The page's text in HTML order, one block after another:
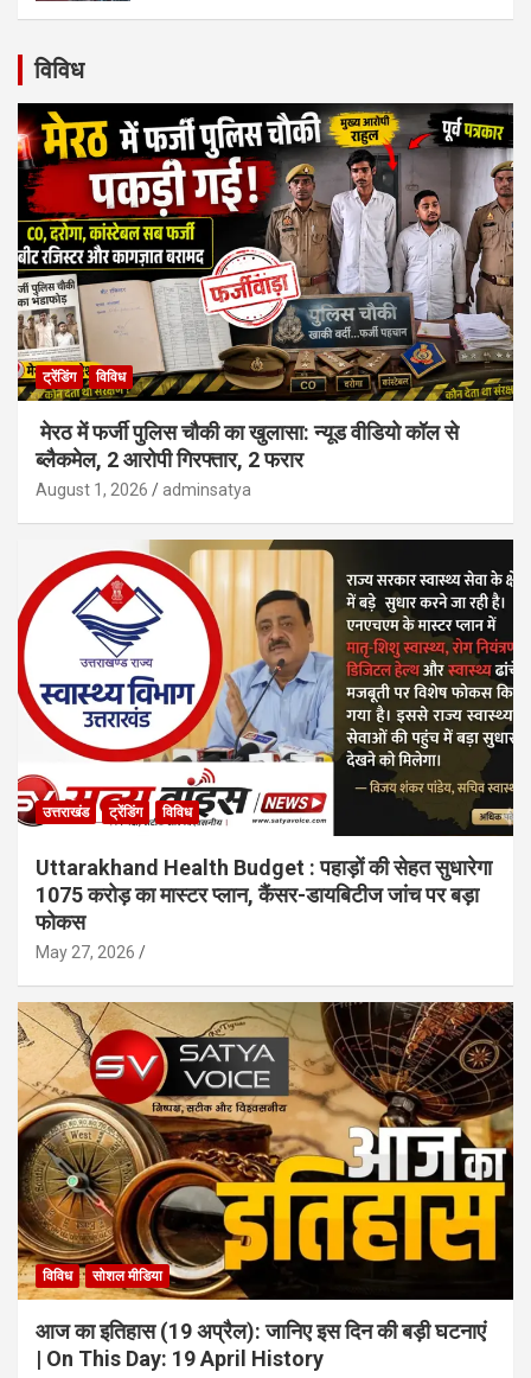
विविध
ट्रेंडिंग विविध
मेरठ में फर्जी पुलिस चौकी का खुलासा: न्यूड वीडियो कॉल से
ब्लैकमेल, 2 आरोपी गिरफ्तार, 2 फरार
August 1, 2026 adminsatya
उत्तराखंड ट्रेंडिंग विविध
Uttarakhand Health Budget : पहाड़ों की सेहत सुधारेगा
1075 करोड़ का मास्टर प्लान, कैंसर-डायबिटीज जांच पर बड़ा
फोकस
May 27, 2026
विविध सोशल मीडिया
आज का इतिहास (19 अप्रैल): जानिए इस दिन की बड़ी घटनाएं
| On This Day: 19 April History